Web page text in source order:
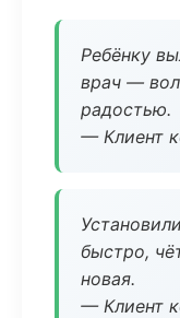
Ребёнку
врач —
радостью.
— Клиент
быстро,
новая.
— Клиент